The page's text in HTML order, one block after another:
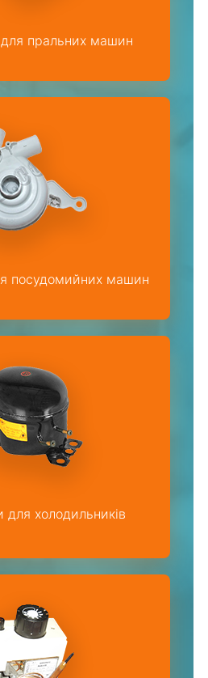
пральних машин
посудомийних машин
для холодильників